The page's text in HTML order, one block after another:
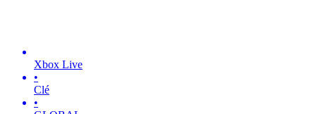
Xbox Live
•
Clé
•